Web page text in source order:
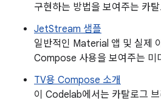
구현하는 방법을 보여주는 카
JetStream 샘플
일반적인 Material 앱 및 실제
Compose 사용을 보여주는 미
TV용 Compose 소개
이 Codelab에서는 카탈로그